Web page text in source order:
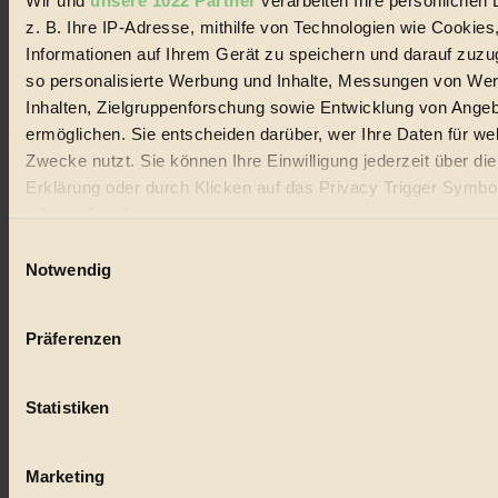
z. B. Ihre IP-Adresse, mithilfe von Technologien wie
Informationen auf Ihrem Gerät zu speichern und darauf
so personalisierte Werbung und Inhalte, Messungen von
Inhalten, Zielgruppenforschung sowie Entwicklung von
ermöglichen. Sie entscheiden darüber, wer Ihre Daten für
Zwecke nutzt. Sie können Ihre Einwilligung jederzeit über
Erklärung oder durch Klicken auf das Privacy Trigger
oder widerrufen
Wenn Sie es erlauben, würden wir auch gerne:
Ihr Gerät durch aktives Scannen nach bestimmten
Erfahren Sie mehr darüber, wie Ihre persönlichen Daten
Notwendig
Präferenzen
Statistiken
Marketing
Natur
kinderbuch
nachhaltig